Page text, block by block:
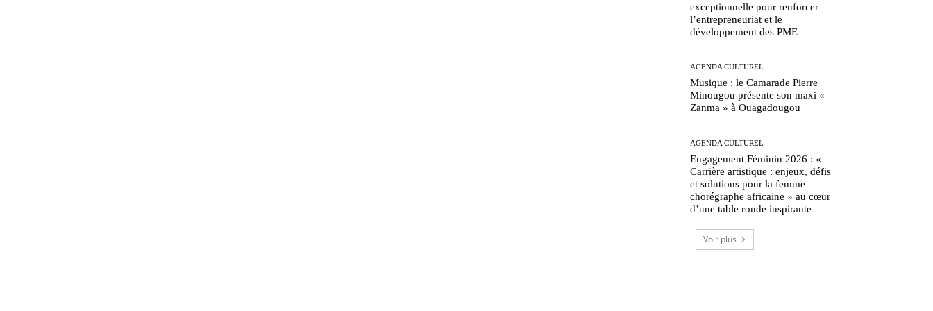
exceptionnelle pour renforcer
l’entrepreneuriat et le
développement des PME
AGENDA CULTUREL
Musique : le Camarade Pierre
Minougou présente son maxi «
Zanma » à Ouagadougou
AGENDA CULTUREL
Engagement Féminin 2026 : «
Carrière artistique : enjeux, défis
et solutions pour la femme
chorégraphe africaine » au cœur
d’une table ronde inspirante
Voir plus